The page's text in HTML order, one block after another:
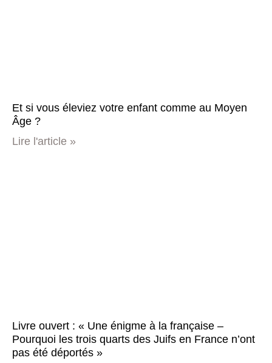
Et si vous éleviez votre enfant comme au Moyen
Âge ?
Lire l'article »
Livre ouvert : « Une énigme à la française –
Pourquoi les trois quarts des Juifs en France n’ont
pas été déportés »